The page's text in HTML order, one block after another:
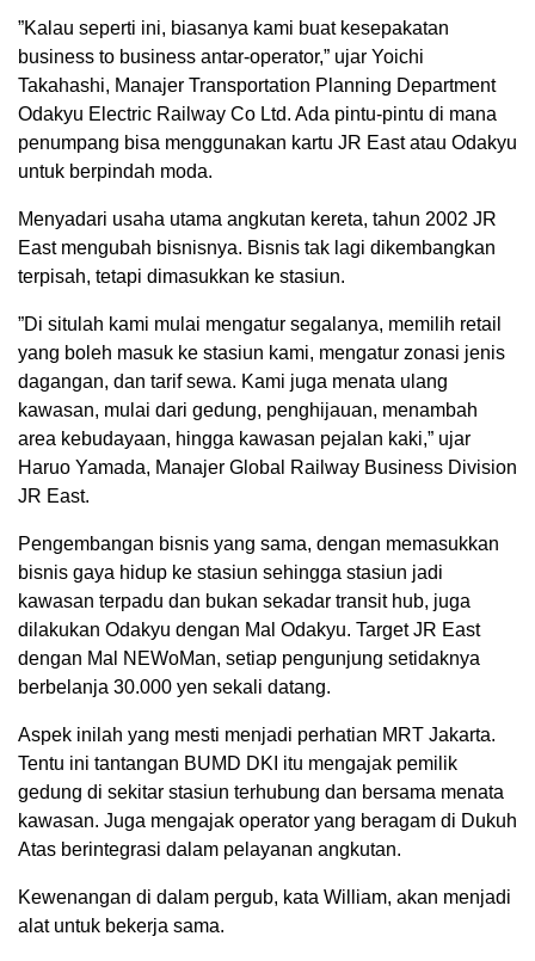
”Kalau seperti ini, biasanya kami buat kesepakatan
business to business antar-operator,” ujar Yoichi
Takahashi, Manajer Transportation Planning Department
Odakyu Electric Railway Co Ltd. Ada pintu-pintu di mana
penumpang bisa menggunakan kartu JR East atau Odakyu
untuk berpindah moda.
Menyadari usaha utama angkutan kereta, tahun 2002 JR
East mengubah bisnisnya. Bisnis tak lagi dikembangkan
terpisah, tetapi dimasukkan ke stasiun.
”Di situlah kami mulai mengatur segalanya, memilih retail
yang boleh masuk ke stasiun kami, mengatur zonasi jenis
dagangan, dan tarif sewa. Kami juga menata ulang
kawasan, mulai dari gedung, penghijauan, menambah
area kebudayaan, hingga kawasan pejalan kaki,” ujar
Haruo Yamada, Manajer Global Railway Business Division
JR East.
Pengembangan bisnis yang sama, dengan memasukkan
bisnis gaya hidup ke stasiun sehingga stasiun jadi
kawasan terpadu dan bukan sekadar transit hub, juga
dilakukan Odakyu dengan Mal Odakyu. Target JR East
dengan Mal NEWoMan, setiap pengunjung setidaknya
berbelanja 30.000 yen sekali datang.
Aspek inilah yang mesti menjadi perhatian MRT Jakarta.
Tentu ini tantangan BUMD DKI itu mengajak pemilik
gedung di sekitar stasiun terhubung dan bersama menata
kawasan. Juga mengajak operator yang beragam di Dukuh
Atas berintegrasi dalam pelayanan angkutan.
Kewenangan di dalam pergub, kata William, akan menjadi
alat untuk bekerja sama.